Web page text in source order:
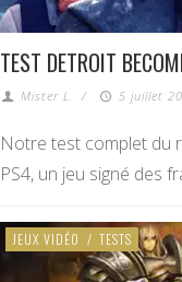
TEST DETROIT
Mister L. / 5 juillet
Notre test complet du
PS4, un jeu signé des
JEUX VIDÉO / TESTS